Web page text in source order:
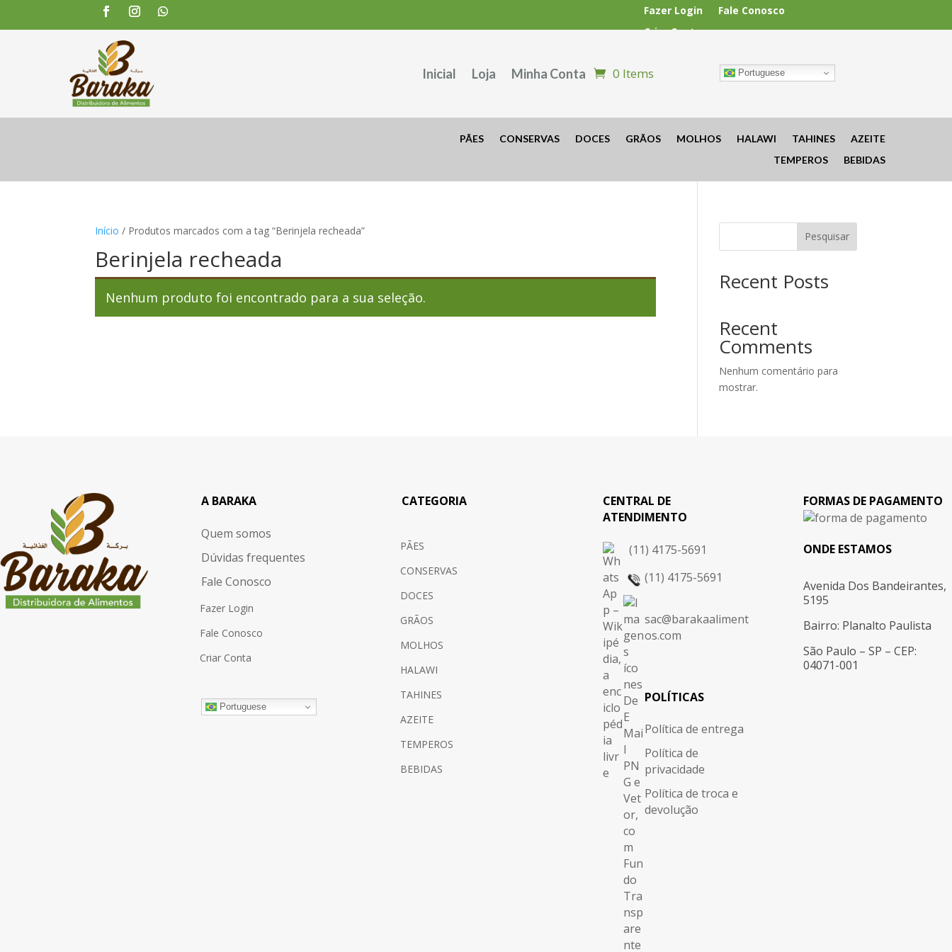
Fazer Login
Fale Conosco
Criar Conta
Inicial Loja Minha Conta 0 Items Portuguese
PÃES CONSERVAS DOCES GRÃOS MOLHOS HALAWI TAHINES
AZEITE
TEMPEROS
BEBIDAS
Início / Produtos marcados com a tag “Berinjela recheada”
Berinjela recheada
Nenhum produto foi encontrado para a sua seleção.
Pesquisar
Recent Posts
Recent
Comments
Nenhum comentário para
mostrar.
A BARAKA
Quem somos
Dúvidas frequentes
Fale Conosco
Fazer Login
Fale Conosco
Criar Conta
Portuguese
CATEGORIA
PÃES
CONSERVAS
DOCES
GRÃOS
MOLHOS
HALAWI
TAHINES
AZEITE
TEMPEROS
BEBIDAS
CENTRAL DE
ATENDIMENTO
(11) 4175-5691
(11) 4175-5691
sac@barakaaliment
os.com
POLÍTICAS
Política de entrega
Política de
privacidade
Política de troca e
devolução
FORMAS DE PAGAMENTO
ONDE ESTAMOS
Avenida Dos Bandeirantes,
5195
Bairro: Planalto Paulista
São Paulo – SP – CEP:
04071-001